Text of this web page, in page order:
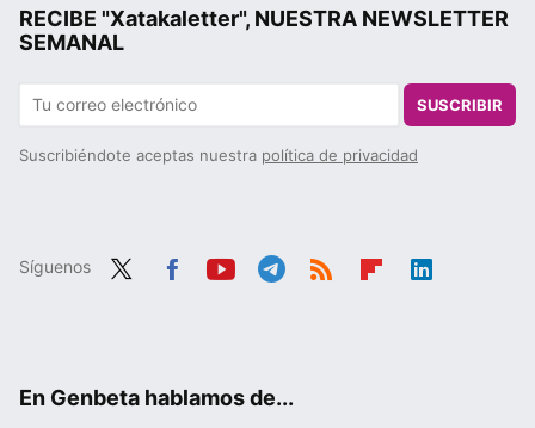
RECIBE "Xatakaletter", NUESTRA NEWSLETTER
SEMANAL
SUSCRIBIR
Suscribiéndote aceptas nuestra política de privacidad
Síguenos
En Genbeta hablamos de...